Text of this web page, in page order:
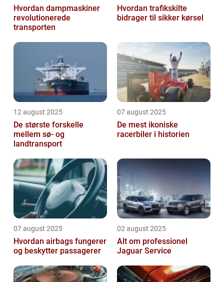
Hvordan dampmaskiner
revolutionerede
transporten
Hvordan trafikskilte
bidrager til sikker kørsel
12 august 2025
De største forskelle
mellem sø- og
landtransport
07 august 2025
De mest ikoniske
racerbiler i historien
07 august 2025
Hvordan airbags fungerer
og beskytter passagerer
02 august 2025
Alt om professionel
Jaguar Service